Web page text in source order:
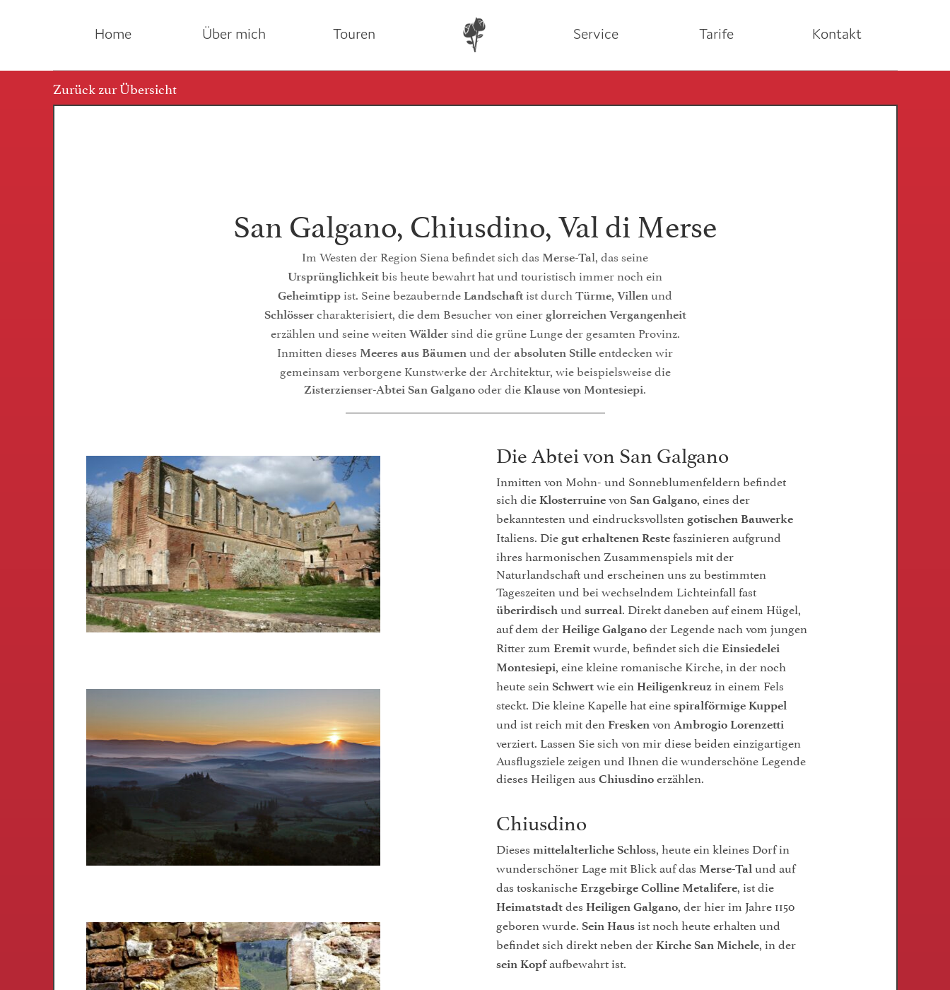
Home Über mich Touren Service Tarife Kontakt
Zurück zur Übersicht
San Galgano, Chiusdino, Val di Merse
Im Westen der Region Siena befindet sich das Merse-Tal, das seine
Ursprünglichkeit bis heute bewahrt hat und touristisch immer noch ein
Geheimtipp ist. Seine bezaubernde Landschaft ist durch Türme, Villen und
Schlössercharakterisiert, die dem Besucher von einer glorreichen Vergangenheit
erzählen und seine weiten Wäldersind die grüne Lunge der gesamten Provinz.
Inmitten dieses Meeres aus Bäumen und der absoluten Stille entdecken wir
gemeinsam verborgene Kunstwerke der Architektur, wie beispielsweise die
Zisterzienser-Abtei San Galgano oder die Klause von Montesiepi.
Die Abtei von San Galgano
Inmitten von Mohn- und Sonneblumenfeldern befindet
sich die Klosterruine von San Galgano, eines der
bekanntesten und eindrucksvollsten gotischen Bauwerke
Italiens. Die gut erhaltenen Reste faszinieren aufgrund
ihres harmonischen Zusammenspiels mit der
Naturlandschaft und erscheinen uns zu bestimmten
Tageszeiten und bei wechselndem Lichteinfall fast
überirdisch und surreal. Direkt daneben auf einem Hügel,
auf dem der Heilige Galgano der Legende nach vom jungen
Ritter zum Eremit wurde, befindet sich die Einsiedelei
Montesiepi, eine kleine romanische Kirche, in der noch
heute sein Schwert wie ein Heiligenkreuz in einem Fels
steckt. Die kleine Kapelle hat eine spiralförmige Kuppel
und ist reich mit den Fresken von Ambrogio Lorenzetti
verziert. Lassen Sie sich von mir diese beiden einzigartigen
Ausflugsziele zeigen und Ihnen die wunderschöne Legende
dieses Heiligen aus Chiusdino erzählen.
Chiusdino
Dieses mittelalterliche Schloss, heute ein kleines Dorf in
wunderschöner Lage mit Blick auf das Merse-Tal und auf
das toskanische Erzgebirge Colline Metalifere, ist die
Heimatstadt des Heiligen Galgano, der hier im Jahre 1150
geboren wurde. Sein Haus ist noch heute erhalten und
befindet sich direkt neben der Kirche San Michele, in der
sein Kopfaufbewahrt ist.